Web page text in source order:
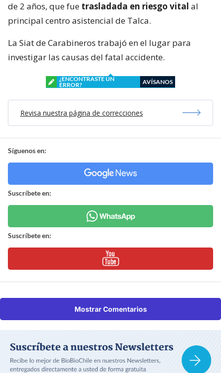
de 2 años, que fue trasladada en riesgo vital al
principal centro asistencial de Talca.
La Siat de Carabineros trabajó en el lugar para
investigar las causas del fatal accidente.
¿ENCONTRASTE UN
ERROR?
AVÍSANOS
Revisa nuestra página de correcciones
Síguenos en:
Suscríbete en:
Suscríbete en:
Mostrar Comentarios